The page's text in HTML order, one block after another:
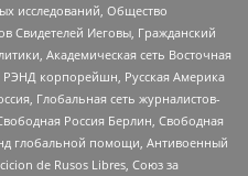
исследований, Общество
Свидетелей Иеговы, Гражданский
Академическая сеть Восточная
РЭНД корпорейшн, Русская Америка
Глобальная сеть журналистов-
Россия Берлин, Свободная
глобальной помощи, Антивоенный
de Rusos Libres, Союз за